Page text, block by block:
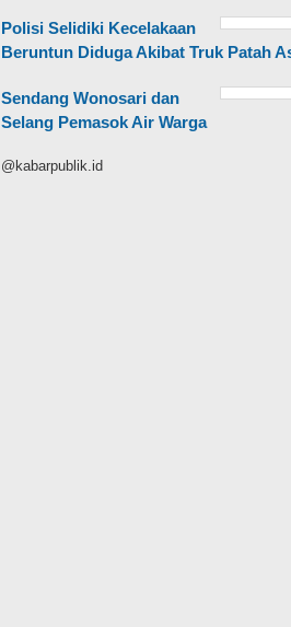
Polisi Selidiki Kecelakaan
Beruntun Diduga Akibat Truk Patah
Sendang Wonosari dan
Selang Pemasok Air Warga
@kabarpublik.id